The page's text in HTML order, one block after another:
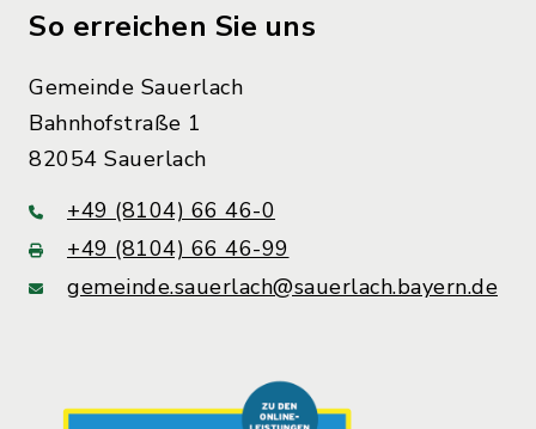
So erreichen Sie uns
Gemeinde Sauerlach
Bahnhofstraße 1
82054 Sauerlach
+49 (8104) 66 46-0
+49 (8104) 66 46-99
gemeinde.sauerlach@sauerlach.bayern.de